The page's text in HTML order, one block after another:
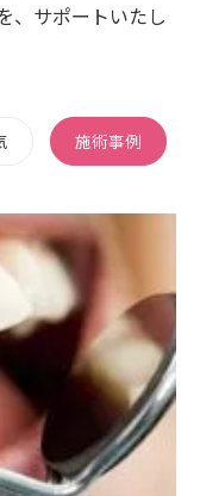
、サポートいたし
施術事例